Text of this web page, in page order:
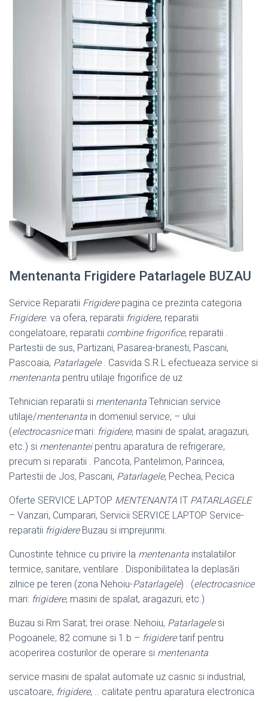
Mentenanta Frigidere Patarlagele BUZAU
Service Reparatii Frigiderepagina ce prezinta categoria
Frigidere. va ofera, reparatii frigidere, reparatii
congelatoare, reparatii combine frigorifice, reparatii .
Partestii de sus, Partizani, Pasarea-branesti, Pascani,
Pascoaia, Patarlagele. Casvida S.R.L efectueaza service si
mentenanta pentru utilaje frigorifice de uz
Tehnician reparatii si mentenanta Tehnician service
utilaje/mentenanta in domeniul service; – ului
(electrocasnicemari: frigidere, masini de spalat, aragazuri,
etc.) si mentenanteipentru aparatura de refrigerare,
precum si reparatii . Pancota, Pantelimon, Parincea,
Partestii de Jos, Pascani, Patarlagele, Pechea, Pecica
Oferte SERVICE LAPTOP MENTENANTA IT PATARLAGELE
– Vanzari, Cumparari, Servicii SERVICE LAPTOP Service-
reparatii frigidereBuzau si imprejurimi.
Cunostinte tehnice cu privire la mentenanta instalatiilor
termice, sanitare, ventilare . Disponibilitatea la deplasări
zilnice pe teren (zona Nehoiu-Patarlagele) . (electrocasnice
mari: frigidere, masini de spalat, aragazuri, etc.)
Buzau si Rm Sarat; trei orase: Nehoiu, Patarlagelesi
Pogoanele; 82 comune si 1.b – frigideretarif pentru
acoperirea costurilor de operare si mentenanta.
service masini de spalat automate uz casnic si industrial,
uscatoare, frigidere, .. calitate pentru aparatura electronica